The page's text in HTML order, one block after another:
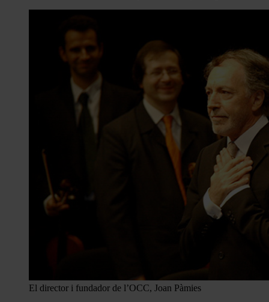
El director i fundador de l’OCC, Joan Pàmies